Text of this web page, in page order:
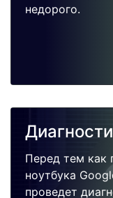
недорого.
Перед тем как
ноутбука
проведет